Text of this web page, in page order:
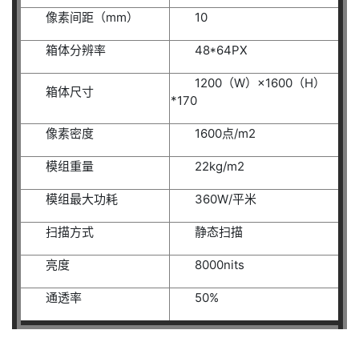
像素间距（mm） 10
箱体分辨率 48*64PX
箱体尺寸
1200（W）×1600（H）
*170
像素密度 1600点/m2
模组重量 22kg/m2
模组最大功耗 360W/平米
扫描方式 静态扫描
亮度 8000nits
通透率 50%